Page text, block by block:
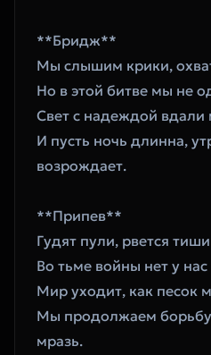
**Бридж**
Мы слышим крики,
Но в этой битве мы не
Свет с надеждой вдали
И пусть ночь длинна,
возрождает.
**Припев**
Гудят пули, рвется
Во тьме войны нет у
Мир уходит, как песок
Мы продолжаем
мразь.